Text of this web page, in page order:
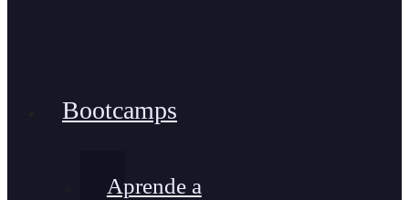
Bootcamps
Aprende a